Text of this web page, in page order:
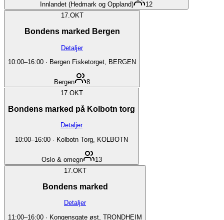
Innlandet (Hedmark og Oppland)
12
17.OKT
Bondens marked Bergen
Detaljer
10:00–16:00 · Bergen Fisketorget, BERGEN
Bergen
8
17.OKT
Bondens marked på Kolbotn torg
Detaljer
10:00–16:00 · Kolbotn Torg, KOLBOTN
Oslo & omegn
13
17.OKT
Bondens marked
Detaljer
11:00–16:00 · Kongensgate øst, TRONDHEIM